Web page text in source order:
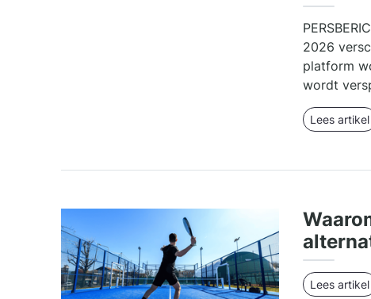
2026
platform
wordt
Lees artikel
Lees artikel